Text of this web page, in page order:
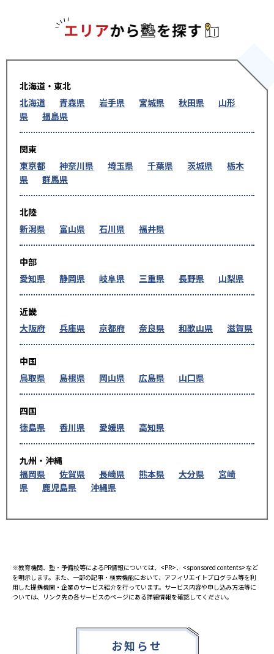
北海道・東北
北海道
青森県 岩手県 宮城県 秋田県
山形
県
福島県
関東
東京都
神奈川県 埼玉県 千葉県 茨城県
栃木
県
群馬県
北陸
新潟県
富山県 石川県 福井県
中部
愛知県
静岡県 岐阜県 三重県 長野県 山梨県
近畿
大阪府
兵庫県 京都府 奈良県 和歌山県 滋賀県
中国
鳥取県
島根県 岡山県 広島県 山口県
四国
徳島県
香川県 愛媛県 高知県
九州・沖縄
福岡県
佐賀県 長崎県 熊本県 大分県
宮崎
県
鹿児島県 沖縄県
※教育機関、塾・予備校等によるPR情報については、<PR>、<sponsored contents>など
を明示します。また、一部の記事・検索機能において、アフィリエイトプログラム等を利
用した提携機関・企業のサービス紹介を行っています。サービス内容や申し込み方法等に
ついては、リンク先の各サービスのページにある詳細情報を確認してください。
お知らせ